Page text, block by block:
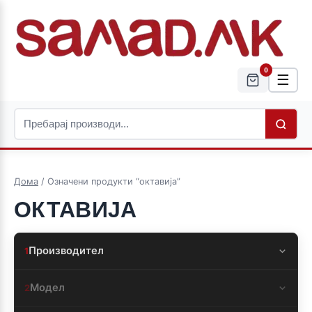
0
☰
Дома / Означени продукти “октавија”
ОКТАВИЈА
1Производител
2Модел